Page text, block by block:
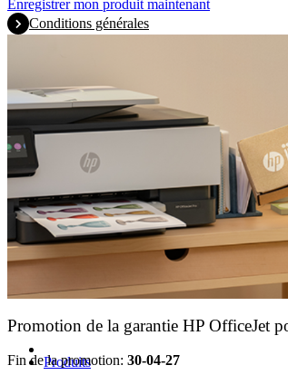
Produits
Enregistrer mon produit maintenant
Conditions générales
Promotion de la garantie HP OfficeJet
Fin de la promotion: 30-04-27